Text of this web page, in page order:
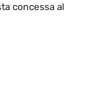
concessa al